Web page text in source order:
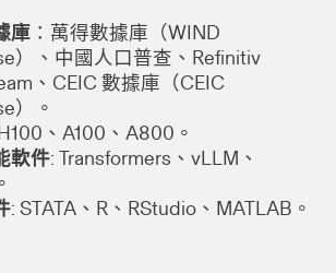
庫 ：萬得數據庫（WIND
）、中國人口普查、Refinitiv
、CEIC 數據庫（CEIC
）。
、A100、A800。
軟件: Transformers、vLLM、
: STATA、R、RStudio、MATLAB。